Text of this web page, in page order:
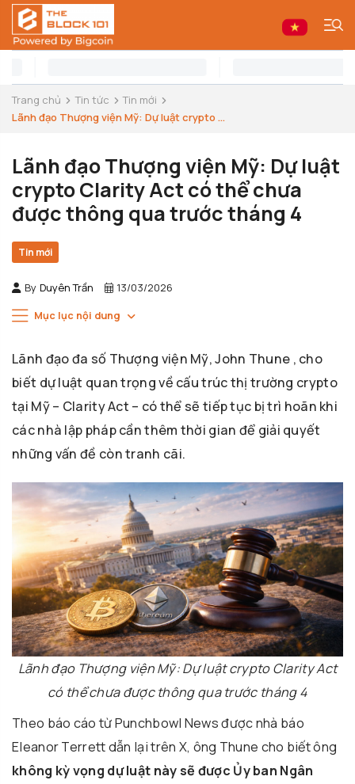
Trang chủ Tin tức
Tin mới
Lãnh đạo Thượng viện Mỹ: Dự luật crypto ...
Lãnh đạo Thượng viện Mỹ: Dự luật
crypto Clarity Act có thể chưa
được thông qua trước tháng 4
Tin mới
By Duyên Trần 13/03/2026
Mục lục nội dung
Lãnh đạo đa số Thượng viện Mỹ, John Thune , cho
biết dự luật quan trọng về cấu trúc thị trường crypto
tại Mỹ – Clarity Act – có thể sẽ tiếp tục bị trì hoãn khi
các nhà lập pháp cần thêm thời gian để giải quyết
những vấn đề còn tranh cãi.
Lãnh đạo Thượng viện Mỹ: Dự luật crypto Clarity Act
có thể chưa được thông qua trước tháng 4
Theo báo cáo từPunchbowl Newsđược nhà báo
Eleanor Terrettdẫn lại trên X, ông Thune cho biết ông
không kỳ vọng dự luật này sẽ được Ủy ban Ngân